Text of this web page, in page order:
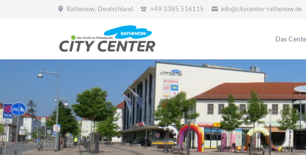
Rathenow, Deutschland +49 3385 516115 info@citycenter-rathenow.de
Das
Lageplan
Anfahrt